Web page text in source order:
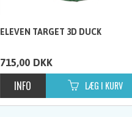
ELEVEN TARGET 3D DUCK
715,00 DKK